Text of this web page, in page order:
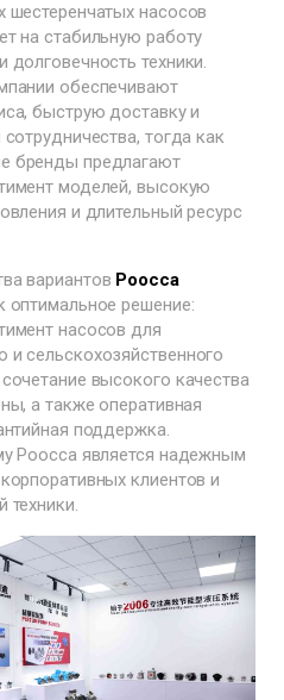
шестеренчатых насосов
на стабильную работу
долговечность техники.
обеспечивают
быструю доставку и
тогда как
бренды предлагают
моделей, высокую
и длительный ресурс
вариантов Poocca
оптимальное решение:
насосов для
сельскохозяйственного
высокого качества
а также оперативная
поддержка.
Poocca является надежным
клиентов и
техники.